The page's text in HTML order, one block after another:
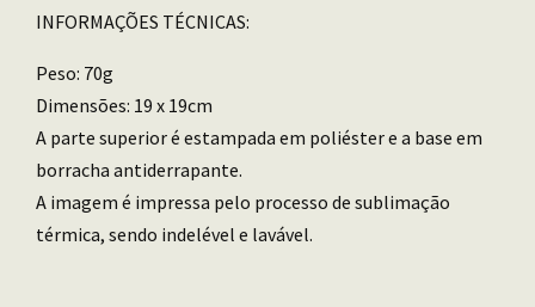
INFORMAÇÕES TÉCNICAS:
Peso: 70g
Dimensões: 19 x 19cm
A parte superior é estampada em poliéster e a base em
borracha antiderrapante.
A imagem é impressa pelo processo de sublimação
térmica, sendo indelével e lavável.